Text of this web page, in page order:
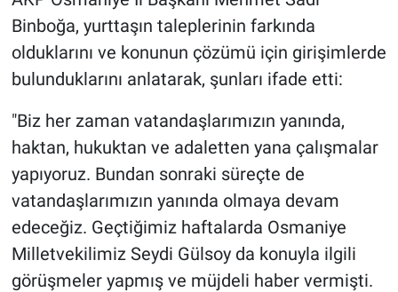
Binboğa, yurttaşın taleplerinin farkında
olduklarını ve konunun çözümü için girişimlerde
bulunduklarını anlatarak, şunları ifade etti:
"Biz her zaman vatandaşlarımızın yanında,
haktan, hukuktan ve adaletten yana çalışmalar
yapıyoruz. Bundan sonraki süreçte de
vatandaşlarımızın yanında olmaya devam
edeceğiz. Geçtiğimiz haftalarda Osmaniye
Milletvekilimiz Seydi Gülsoy da konuyla ilgili
görüşmeler yapmış ve müjdeli haber vermişti.